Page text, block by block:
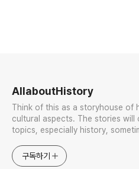
AllaboutHistory
Think of this as a storyhouse of
cultural aspects. The stories will
topics, especially history,
approach will be to resist any
generalized viewpoint
구독하기